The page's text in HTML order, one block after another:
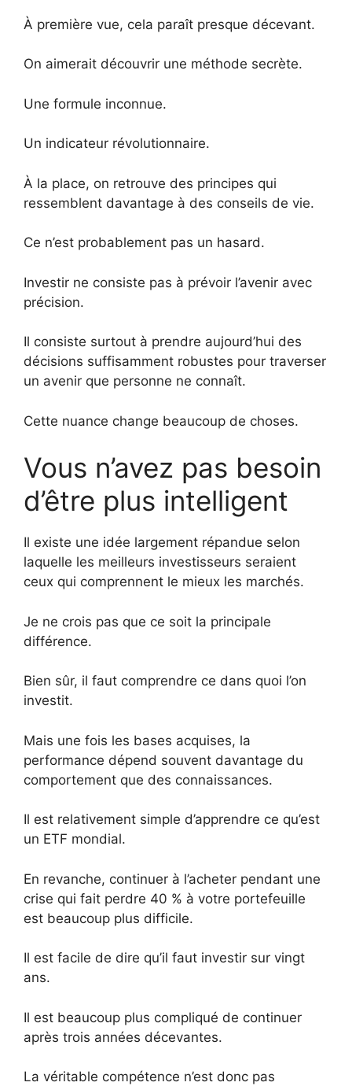
À première vue, cela paraît presque décevant.
On aimerait découvrir une méthode secrète.
Une formule inconnue.
Un indicateur révolutionnaire.
À la place, on retrouve des principes qui
ressemblent davantage à des conseils de vie.
Ce n’est probablement pas un hasard.
Investir ne consiste pas à prévoir l’avenir avec
précision.
Il consiste surtout à prendre aujourd’hui des
décisions suffisamment robustes pour traverser
un avenir que personne ne connaît.
Cette nuance change beaucoup de choses.
Vous n’avez pas besoin
d’être plus intelligent
Il existe une idée largement répandue selon
laquelle les meilleurs investisseurs seraient
ceux qui comprennent le mieux les marchés.
Je ne crois pas que ce soit la principale
différence.
Bien sûr, il faut comprendre ce dans quoi l’on
investit.
Mais une fois les bases acquises, la
performance dépend souvent davantage du
comportement que des connaissances.
Il est relativement simple d’apprendre ce qu’est
un ETF mondial.
En revanche, continuer à l’acheter pendant une
crise qui fait perdre 40 % à votre portefeuille
est beaucoup plus difficile.
Il est facile de dire qu’il faut investir sur vingt
ans.
Il est beaucoup plus compliqué de continuer
après trois années décevantes.
La véritable compétence n’est donc pas